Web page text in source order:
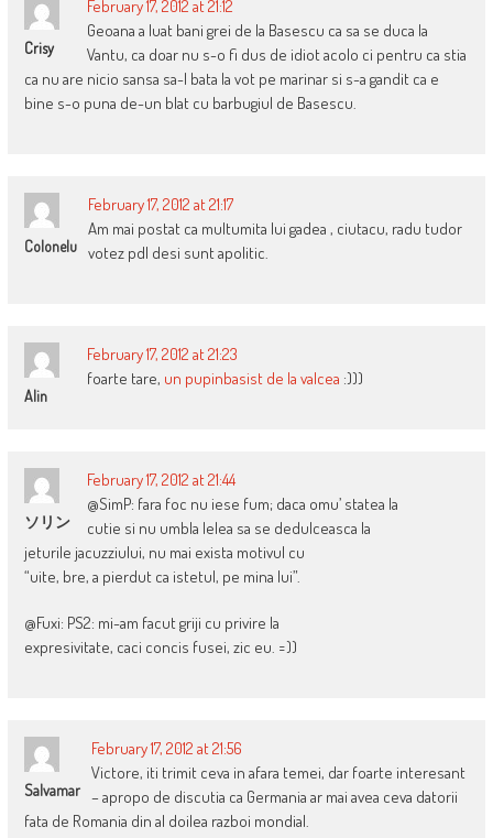
Crisy
February 17, 2012 at 21:12
Geoana a luat bani grei de la Basescu ca sa se duca la
Vantu, ca doar nu s-o fi dus de idiot acolo ci pentru ca stia
ca nu are nicio sansa sa-l bata la vot pe marinar si s-a gandit ca e
bine s-o puna de-un blat cu barbugiul de Basescu.
Colonelu
February 17, 2012 at 21:17
Am mai postat ca multumita lui gadea , ciutacu, radu tudor
votez pdl desi sunt apolitic.
Alin
February 17, 2012 at 21:23
foarte tare, un pupinbasist de la valcea :)))
ソリン
February 17, 2012 at 21:44
@SimP: fara foc nu iese fum; daca omu’ statea la
cutie si nu umbla lelea sa se dedulceasca la
jeturile jacuzziului, nu mai exista motivul cu
“uite, bre, a pierdut ca istetul, pe mina lui”.
@Fuxi: PS2: mi-am facut griji cu privire la
expresivitate, caci concis fusei, zic eu. =))
Salvamar
February 17, 2012 at 21:56
Victore, iti trimit ceva in afara temei, dar foarte interesant
– apropo de discutia ca Germania ar mai avea ceva datorii
fata de Romania din al doilea razboi mondial.